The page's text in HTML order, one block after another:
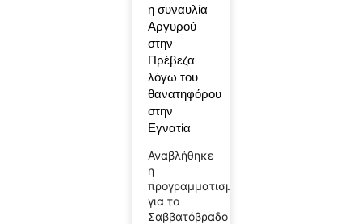
η συναυλία
Αργυρού
στην
Πρέβεζα
λόγω του
θανατηφόρου
στην
Εγνατία
Αναβλήθηκε
η
προγραμματισμένη
για το
Σαββατόβραδο